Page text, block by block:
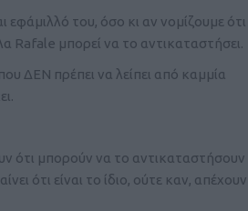
εφάμιλλό του, όσο κι αν νομίζουμε ότι
Rafale μπορεί να το αντικαταστήσει.
ΔΕΝ πρέπει να λείπει από καμμία
ότι μπορούν να το αντικαταστήσουν
ότι είναι το ίδιο, ούτε καν, απέχουν